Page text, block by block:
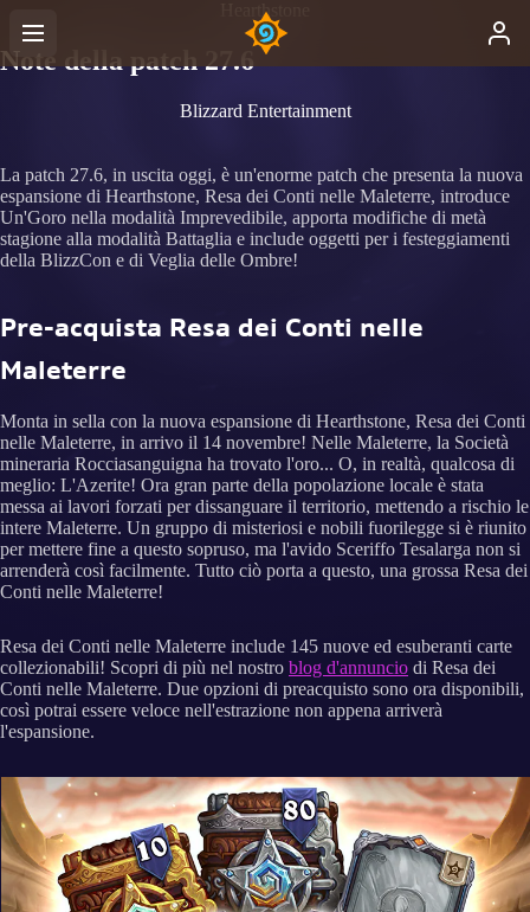
Hearthstone
Note della patch 27.6
Blizzard Entertainment
La patch 27.6, in uscita oggi, è un'enorme patch che presenta la nuova
espansione di Hearthstone, Resa dei Conti nelle Maleterre, introduce
Un'Goro nella modalità Imprevedibile, apporta modifiche di metà
stagione alla modalità Battaglia e include oggetti per i festeggiamenti
della BlizzCon e di Veglia delle Ombre!
Pre-acquista Resa dei Conti nelle
Maleterre
Monta in sella con la nuova espansione di Hearthstone, Resa dei Conti
nelle Maleterre, in arrivo il 14 novembre! Nelle Maleterre, la Società
mineraria Rocciasanguigna ha trovato l'oro... O, in realtà, qualcosa di
meglio: L'Azerite! Ora gran parte della popolazione locale è stata
messa ai lavori forzati per dissanguare il territorio, mettendo a rischio le
intere Maleterre. Un gruppo di misteriosi e nobili fuorilegge si è riunito
per mettere fine a questo sopruso, ma l'avido Sceriffo Tesalarga non si
arrenderà così facilmente. Tutto ciò porta a questo, una grossa Resa dei
Conti nelle Maleterre!
Resa dei Conti nelle Maleterre include 145 nuove ed esuberanti carte
collezionabili! Scopri di più nel nostro blog d'annuncio di Resa dei
Conti nelle Maleterre. Due opzioni di preacquisto sono ora disponibili,
così potrai essere veloce nell'estrazione non appena arriverà
l'espansione.